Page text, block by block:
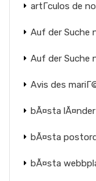
artГ­culos de
Auf der Suche
Auf der Suche
Avis des
bÃ¤sta
bÃ¤sta
bÃ¤sta